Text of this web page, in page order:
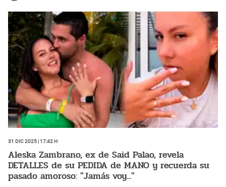
31 Dic 2025 | 17:42 h
Aleska Zambrano, ex de Said Palao, revela
DETALLES de su PEDIDA de MANO y recuerda su
pasado amoroso: "Jamás voy..."